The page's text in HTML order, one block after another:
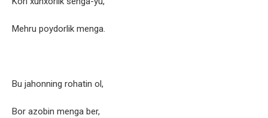
Mehru poydorlik menga.
Bu jahonning rohatin ol,
Bor azobin menga ber,